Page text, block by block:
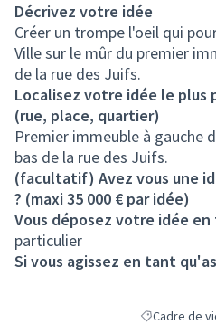
Décrivez votre idée
Créer un trompe l'oeil qui
Ville sur le mûr du premier
de la rue des Juifs.
Localisez votre idée le plus
(rue, place, quartier)
Premier immeuble à gauche
bas de la rue des Juifs.
(facultatif) Avez vous une
? (maxi 35 000 € par idée)
Vous déposez votre idée
particulier
Si vous agissez en tant
Filtrer les
Cadre de